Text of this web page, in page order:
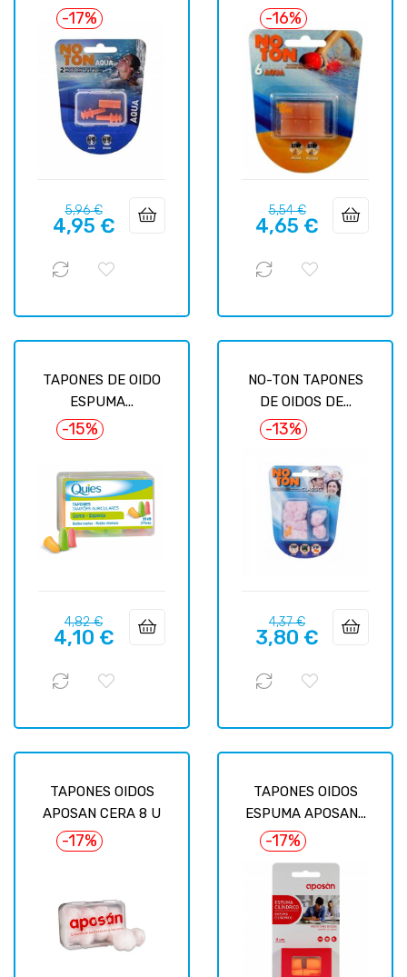
-17%
Precio
regular
5,96 €Precio
4,95 €
-16%
Precio
regular
5,54 €Precio
4,65 €
TAPONES DE OIDO
ESPUMA...
-15%
Precio
regular
4,82 €Precio
4,10 €
NO-TON TAPONES
DE OIDOS DE...
-13%
Precio
regular
4,37 €Precio
3,80 €
TAPONES OIDOS
APOSAN CERA 8 U
-17%
TAPONES OIDOS
ESPUMA APOSAN...
-17%